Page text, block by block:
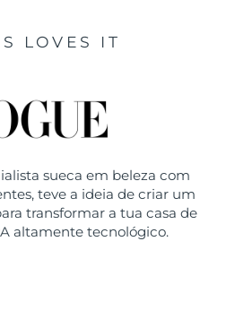
LOVES IT
sueca em beleza com
teve a ideia de criar um
transformar a tua casa de
altamente tecnológico.